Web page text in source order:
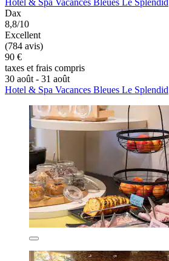
Hotel & Spa Vacances Bleues Le Splendid
Dax
8,8/10
Excellent
(784 avis)
90 €
taxes et frais compris
30 août - 31 août
Hotel & Spa Vacances Bleues Le Splendid